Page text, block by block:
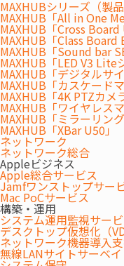
MAXHUBシリーズ（製品
MAXHUB「All in One
MAXHUB「Cross Board
MAXHUB「Class Board
MAXHUB「Sound bar
MAXHUB「LED V3 Lite
MAXHUB「デジタルサ
MAXHUB「カスケード
MAXHUB「4K PTZカメ
MAXHUB「ワイヤレス
MAXHUB「ミラーリン
MAXHUB「XBar U50」
ネットワーク
ネットワーク総合
Appleビジネス
Apple総合サービス
Jamfワンストップサー
Mac PoCサービス
構築・運用
システム運用監視サー
デスクトップ仮想化（
ネットワーク機器導入
無線LANサイトサーベイ
ワイヤレス